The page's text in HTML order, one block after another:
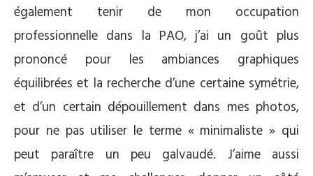
également tenir de mon occupation
professionnelle dans la PAO, j’ai un goût plus
prononcé pour les ambiances graphiques
équilibrées et la recherche d’une certaine symétrie,
et d’un certain dépouillement dans mes photos,
pour ne pas utiliser le terme « minimaliste » qui
peut paraître un peu galvaudé. J’aime aussi